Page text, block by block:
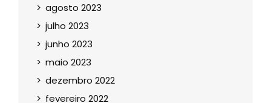
agosto 2023
julho 2023
junho 2023
maio 2023
dezembro 2022
fevereiro 2022